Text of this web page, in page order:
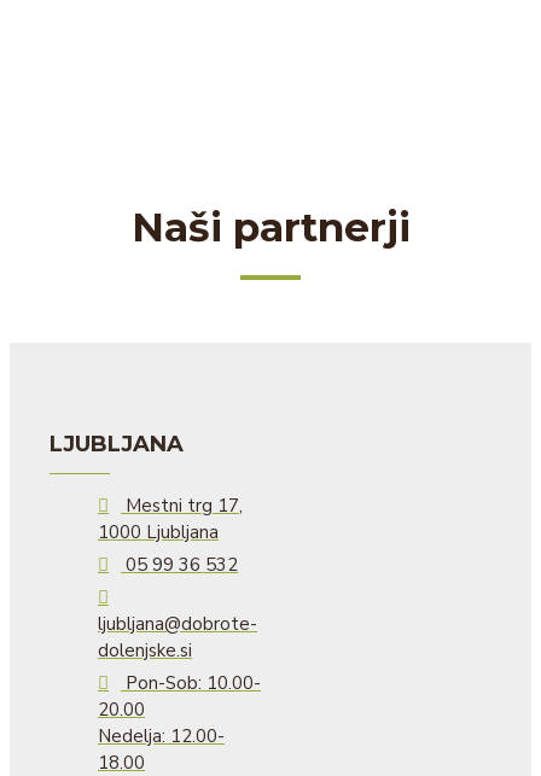
Naši partnerji
LJUBLJANA
Mestni trg 17,
1000 Ljubljana
05 99 36 532
ljubljana@dobrote-
dolenjske.si
Pon-Sob: 10.00-
20.00
Nedelja: 12.00-
18.00